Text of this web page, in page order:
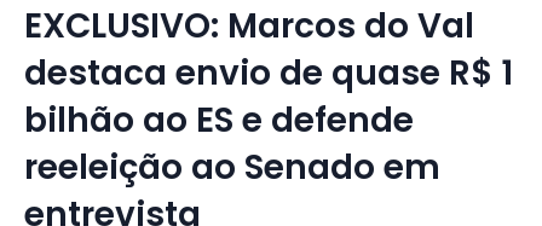
EXCLUSIVO: Marcos do Val
destaca envio de quase R$ 1
bilhão ao ES e defende
reeleição ao Senado em
entrevista